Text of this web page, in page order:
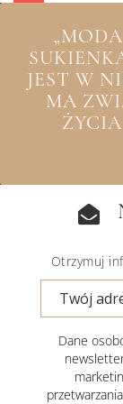
JEST W
MA
Otrzymuj
Dane